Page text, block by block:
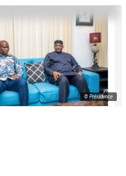
© Présidence